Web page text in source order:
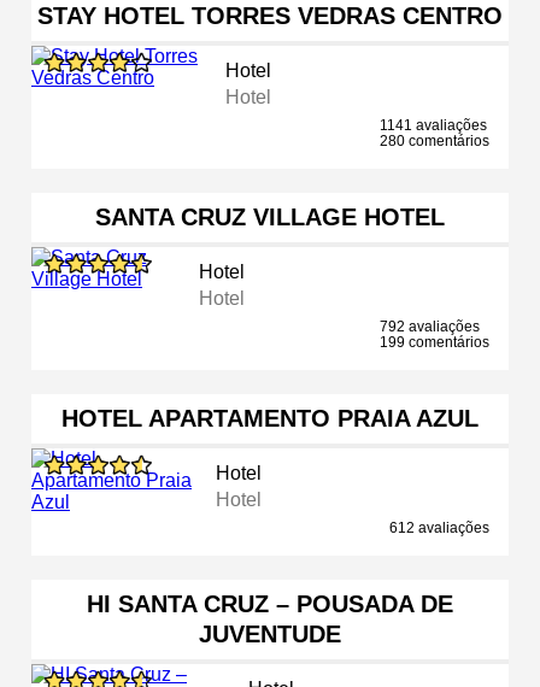
STAY HOTEL TORRES VEDRAS CENTRO
Hotel
Hotel
1141 avaliações
280 comentários
SANTA CRUZ VILLAGE HOTEL
Hotel
Hotel
792 avaliações
199 comentários
HOTEL APARTAMENTO PRAIA AZUL
Hotel
Hotel
612 avaliações
HI SANTA CRUZ – POUSADA DE
JUVENTUDE